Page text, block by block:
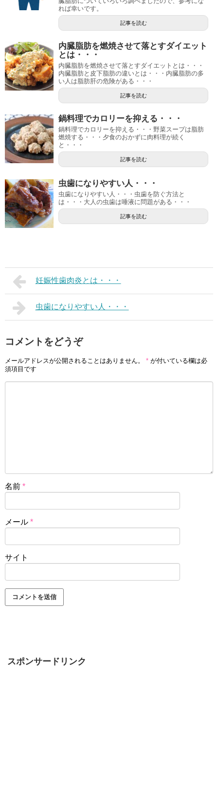
れば幸いです。
記事を読む
内臓脂肪を燃焼させて落とすダイエット
とは・・・
内臓脂肪を燃焼させて落とすダイエットとは・・・
内臓脂肪と皮下脂肪の違いとは・・・内臓脂肪の多
い人は脂肪肝の危険がある・・・
記事を読む
鍋料理でカロリーを抑える・・・
鍋料理でカロリーを抑える・・・野菜スープは脂肪
燃焼する・・・夕食のおかずに肉料理が続く
と・・・
記事を読む
虫歯になりやすい人・・・
虫歯になりやすい人・・・虫歯を防ぐ方法と
は・・・大人の虫歯は唾液に問題がある・・・
記事を読む
妊娠性歯肉炎とは・・・
虫歯になりやすい人・・・
コメントをどうぞ
メールアドレスが公開されることはありません。 * が付いている欄は必
須項目です
名前 *
メール *
サイト
スポンサードリンク